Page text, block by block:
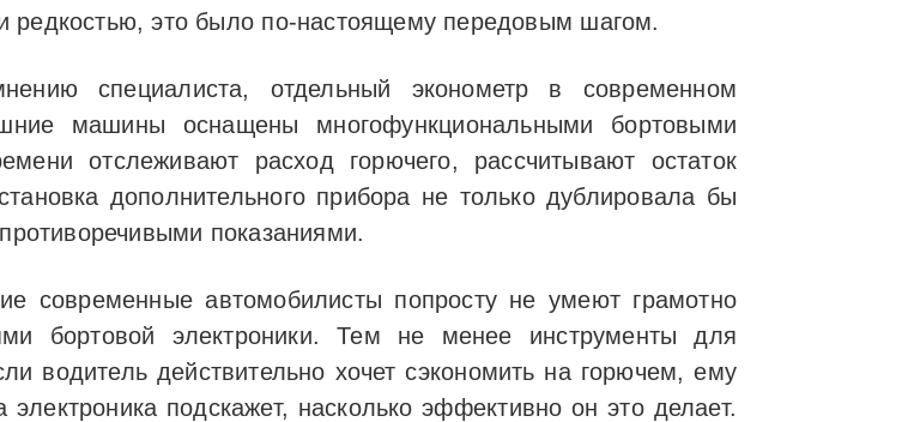
редкостью, это было по-настоящему передовым шагом.
специалиста, отдельный эконометр в современном
машины оснащены многофункциональными бортовыми
отслеживают расход горючего, рассчитывают остаток
дополнительного прибора не только дублировала бы
показаниями.
современные автомобилисты попросту не умеют грамотно
бортовой электроники. Тем не менее инструменты для
водитель действительно хочет сэкономить на горючем, ему
подскажет, насколько эффективно он это делает.